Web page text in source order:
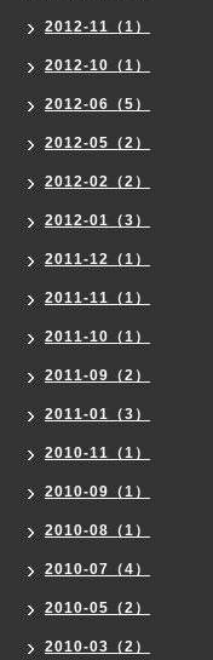
2012-11（1）
2012-10（1）
2012-06（5）
2012-05（2）
2012-02（2）
2012-01（3）
2011-12（1）
2011-11（1）
2011-10（1）
2011-09（2）
2011-01（3）
2010-11（1）
2010-09（1）
2010-08（1）
2010-07（4）
2010-05（2）
2010-03（2）